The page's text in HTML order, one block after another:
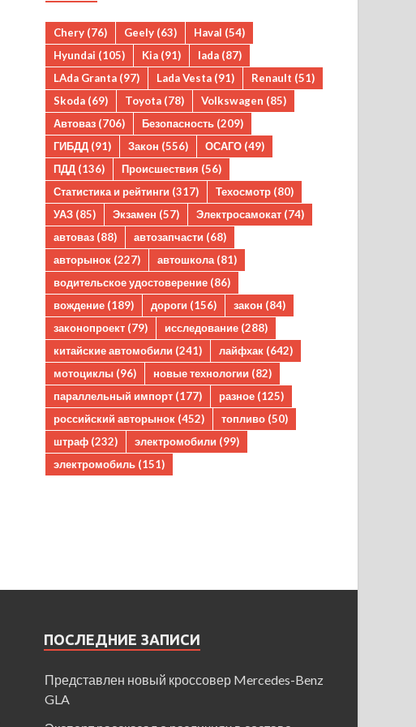
Chery (76) Geely (63) Haval (54)
Hyundai (105) Kia (91) lada (87)
LAda Granta (97) Lada Vesta (91) Renault (51)
Skoda (69) Toyota (78) Volkswagen (85)
Автоваз (706) Безопасность (209)
ГИБДД (91) Закон (556) ОСАГО (49)
ПДД (136) Происшествия (56)
Статистика и рейтинги (317) Техосмотр (80)
УАЗ (85) Экзамен (57) Электросамокат (74)
автоваз (88) автозапчасти (68)
авторынок (227) автошкола (81)
водительское удостоверение (86)
вождение (189) дороги (156) закон (84)
законопроект (79) исследование (288)
китайские автомобили (241) лайфхак (642)
мотоциклы (96) новые технологии (82)
параллельный импорт (177) разное (125)
российский авторынок (452) топливо (50)
штраф (232) электромобили (99)
электромобиль (151)
ПОСЛЕДНИЕ ЗАПИСИ
Представлен новый кроссовер Mercedes-Benz
GLA